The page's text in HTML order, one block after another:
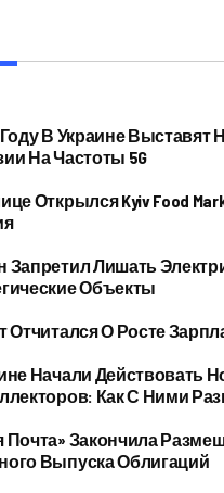
В Украине Выставят
На Частоты 5G
Открылся Kyiv Food
Запретил Лишать
Объекты
Отчитался О Росте
Начали Действовать
Как С Ними
Почта» Закончила
Выпуска Облигаций